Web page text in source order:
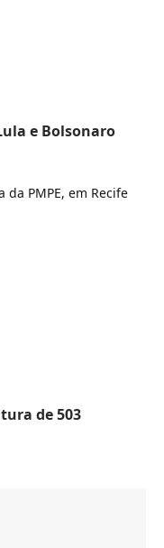
e Bolsonaro
de 503